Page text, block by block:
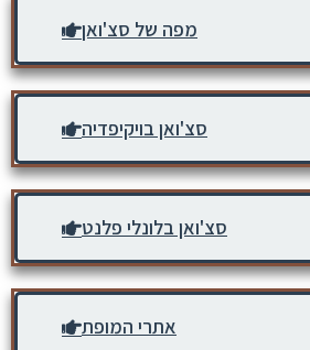
מפה של סצ'ואן
סצ'ואן בויקיפדיה
סצ'ואן בלונלי פלנט
אתרי המופת